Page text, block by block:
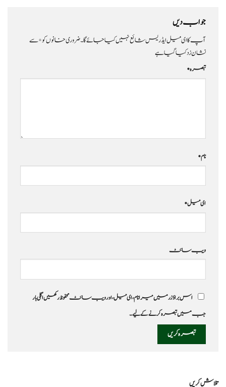
جواب دیں
آپ کا ای میل ایڈریس شائع نہیں کیا جائے گا۔ضروری خانوں کو*سے
نشان زد کیا گیا ہے
تبصرہ*
نام*
ای میل*
ویب‌ سائٹ
اس براؤزر میں میرا نام، ای میل، اور ویب سائٹ محفوظ رکھیں اگلی بار
جب میں تبصرہ کرنے کےلیے۔
تلاش کریں